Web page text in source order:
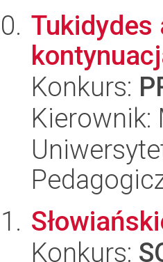
Tukidydes
Konkurs:
Kierownik:
Konkurs: